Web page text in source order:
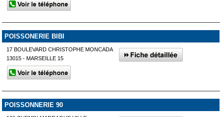
POISSONERIE BIBI
17 BOULEVARD CHRISTOPHE MONCADA
13015 - MARSEILLE 15
POISSONNERIE 90